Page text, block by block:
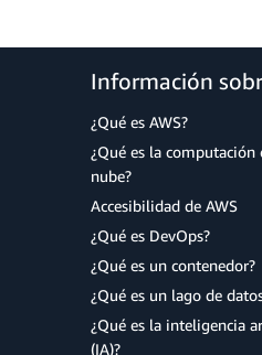
Información
¿Qué es AWS?
¿Qué es la computación
nube?
Accesibilidad de AWS
¿Qué es DevOps?
¿Qué es un contenedor?
¿Qué es un lago de
¿Qué es la inteligencia
(IA)?